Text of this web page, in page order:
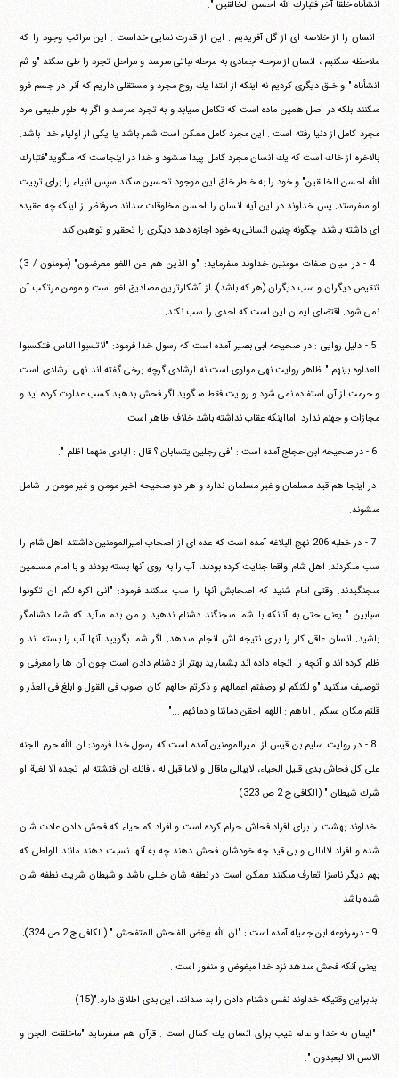
انشأناه خلقا آخر فتبارك الله‏ ‏احسن الخالقين ".
‏ ‏انسان را از خلاصه اى از گل آفريديم . اين از قدرت نمايى خداست .‏ ‏اين مراتب وجود را كه
ملاحظه مى‎كنيم ، انسان از مرحله جمادى به‏ ‏مرحله نباتى مى‎رسد و مراحل تجرد را طى مى‎كند "و ثم
انشأناه " و خلق‏ ‏ديگرى كرديم نه اينكه از ابتدا يك روح مجرد و مستقلى داريم كه آنرا‏ ‏در جسم فرو
مى‎كنند بلكه در اصل همين ماده است كه تكامل مى‎يابد و‏ ‏به تجرد مى‎رسد و اگر به طور طبيعى مرد
مجرد كامل از دنيا رفته است .‏ ‏اين مجرد كامل ممكن است شمر باشد يا يكى از اولياء خدا باشد.‏
‏بالاخره از خاك است كه يك انسان مجرد كامل پيدا مى‎شود و خدا در‏ ‏اينجاست كه مى‎گويد"فتبارك
الله احسن الخالقين" و خود را به خاطر‏ ‏خلق اين موجود تحسين مى‎كند سپس انبياء را براى تربيت
او‏ ‏مى‎فرستد. پس خداوند در اين آيه انسان را احسن مخلوقات مى‎داند‏ ‏صرفنظر از اينكه چه عقيده
اى داشته باشند. چگونه چنين انسانى به‏ ‏خود اجازه دهد ديگرى را تحقير و توهين كند.
‏ ‏4 - در ميان صفات مومنين خداوند مى‎فرمايد: "و الذين هم عن اللغو‏ ‏معرضون" (مومنون / 3)
تنقيص ديگران و سب ديگران (هر كه باشد)، از‏ ‏آشكارترين مصاديق لغو است و مومن مرتكب آن
نمى شود. اقتضاى‏ ‏ايمان اين است كه احدى را سب نكند.
‏ ‏5 - دليل روايى : در صحيحه ابى بصير آمده است كه رسول خدا‏ ‏فرمود: "لاتسبوا الناس فتكسبوا
العداوه بينهم " ظاهر روايت نهى مولوى‏ ‏است نه ارشادى گرچه برخى گفته اند نهى ارشادى است
و حرمت از آن‏ ‏استفاده نمى شود و روايت فقط مى‎گويد اگر فحش بدهيد كسب عداوت‏ ‏كرده ايد و
مجازات و جهنم ندارد. امااينكه عقاب نداشته باشد خلاف‏ ‏ظاهر است .
‏ ‏6 - در صحيحه ابن حجاج آمده است : "فى رجلين يتسابان ؟ قال :‏ ‏البادى منهما اظلم ".
‏ ‏در اينجا هم قيد مسلمان و غير مسلمان ندارد و هر دو صحيحه اخير‏ ‏مومن و غير مومن را شامل
مى‎شوند.
‏ ‏7 - در خطبه 206 نهج البلاغه آمده است كه عده اى از اصحاب‏ ‏اميرالمومنين داشتند اهل شام را
سب مى‎كردند. اهل شام واقعا جنايت‏ ‏كرده بودند، آب را به روى آنها بسته بودند و با امام مسلمين‏
‏مى‎جنگيدند. وقتى امام شنيد كه اصحابش آنها را سب مى‎كنند فرمود:‏ ‏"انى اكره لكم ان تكونوا
سبابين " يعنى حتى به آنانكه با شما مى‎جنگند‏ ‏دشنام ندهيد و من بدم مى‎آيد كه شما دشنامگر
باشيد. انسان عاقل كار را‏ ‏براى نتيجه اش انجام مى‎دهد. اگر شما بگوييد آنها آب را بسته اند و
ظلم‏ ‏كرده اند و آنچه را انجام داده اند بشماريد بهتر از دشنام دادن است چون‏ ‏آن ها را معرفى و
توصيف مى‎كنيد "و لكنكم لو وصفتم اعمالهم و ذكرتم‏ ‏حالهم كان اصوب فى القول و ابلغ فى العذر و
قلتم مكان سبكم . اياهم :‏ ‏اللهم احقن دمائنا و دمائهم ..."
‏ ‏8 - در روايت سليم بن قيس از اميرالمومنين آمده است كه رسول‏ ‏خدا فرمود: ان الله حرم الجنه
على كل فحاش بدى قليل الحياء، لايبالى‏ ‏ماقال و لاما قيل له ، فانك ان فتشته لم تجده الا لغية او
شرك شيطان "‏ ‏(الكافى ج 2 ص 323).
‏ ‏خداوند بهشت را براى افراد فحاش حرام كرده است و افراد كم حياء‏ ‏كه فحش دادن عادت شان
شده و افراد لاابالى و بى قيد چه خودشان‏ ‏فحش دهند چه به آنها نسبت دهند مانند الواطى كه
بهم ديگر ناسزا‏ ‏تعارف مى‎كنند ممكن است در نطفه شان خللى باشد و شيطان شريك‏ ‏نطفه شان
شده باشد.
‏ ‏9 - درمرفوعه ابن جميله آمده است : "ان الله يبغض الفاحش‏ ‏المتفحش " (الكافى ج 2 ص 324).
‏ ‏يعنى آنكه فحش مى‎دهد نزد خدا مبغوض و منفور است .
‏ ‏بنابراين وقتيكه خداوند نفس دشنام دادن را بد مى‎داند، اين بدى‏ ‏اطلاق دارد."(15)
‏ ‏"ايمان به خدا و عالم غيب براى انسان يك كمال است . قرآن هم‏ ‏مى‎فرمايد "ماخلقت الجن و
الانس الا ليعبدون ".